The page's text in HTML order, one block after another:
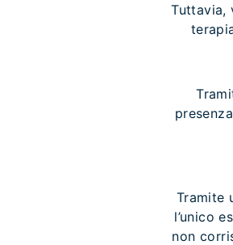
Tuttavia,
Tramite
l’unico
non